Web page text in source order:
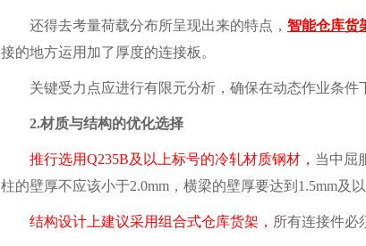
还得去考量荷载分布所呈现出来的特点， 智能仓库货
接的地方运用加了厚度的连接板。
关键受力点应进行有限元分析，确保在动态作业条件
2.材质与结构的优化选择
推行选用Q235B及以上标号的冷轧材质钢材， 当中屈
柱的壁厚不应该小于2.0mm，横梁的壁厚要达到1.5mm及以
结构设计上建议采用组合式仓库货架， 所有连接件必